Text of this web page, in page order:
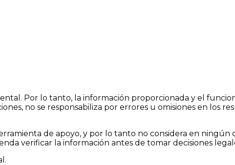
Por lo tanto, la información proporcionada y el
no se responsabiliza por errores u omisiones en los
de apoyo, y por lo tanto no considera en ningún
verificar la información antes de tomar decisiones